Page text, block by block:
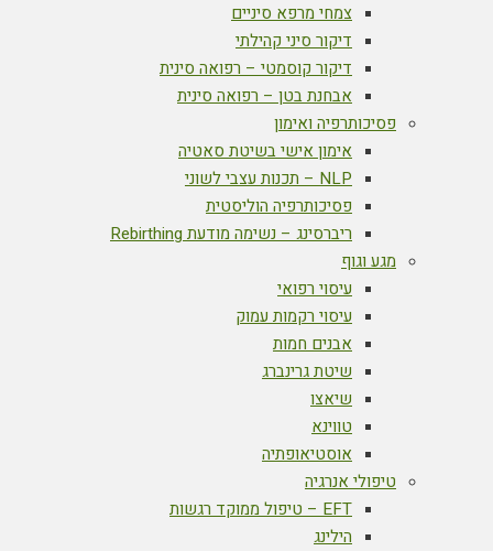
צמחי מרפא סיניים
דיקור סיני קהילתי
דיקור קוסמטי – רפואה סינית
אבחנת בטן – רפואה סינית
פסיכותרפיה ואימון
אימון אישי בשיטת סאטיה
NLP – תכנות עצבי לשוני
פסיכותרפיה הוליסטית
ריברסינג – נשימה מודעת Rebirthing
מגע וגוף
עיסוי רפואי
עיסוי רקמות עמוק
אבנים חמות
שיטת גרינברג
שיאצו
טווינא
אוסטיאופתיה
טיפולי אנרגיה
EFT – טיפול ממוקד רגשות
הילינג